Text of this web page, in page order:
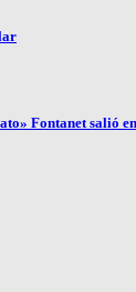
Fontanet salió